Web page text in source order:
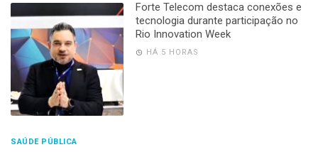
Forte Telecom destaca conexões e
tecnologia durante participação no
Rio Innovation Week
HÁ 5 HORAS
SAÚDE PÚBLICA